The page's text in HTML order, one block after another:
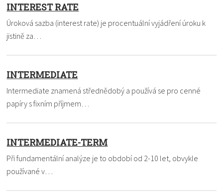
INTEREST RATE
Úroková sazba (interest rate) je procentuální vyjádření úroku k
jistině za…
INTERMEDIATE
Intermediate znamená střednědobý a používá se pro cenné
papíry s fixním příjmem…
INTERMEDIATE-TERM
Při fundamentální analýze je to období od 2-10 let, obvykle
používané v…